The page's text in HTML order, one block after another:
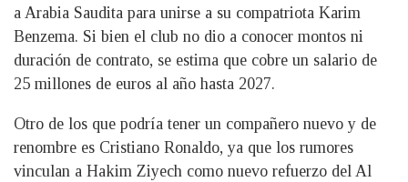
a Arabia Saudita para unirse a su compatriota Karim
Benzema. Si bien el club no dio a conocer montos ni
duración de contrato, se estima que cobre un salario de
25 millones de euros al año hasta 2027.
Otro de los que podría tener un compañero nuevo y de
renombre es Cristiano Ronaldo, ya que los rumores
vinculan a Hakim Ziyech como nuevo refuerzo del Al